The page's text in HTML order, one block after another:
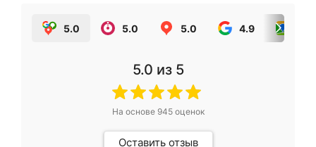
5.0 5.0 5.0 4.9
5.0 из 5
На основе 945оценок
Оставить отзыв